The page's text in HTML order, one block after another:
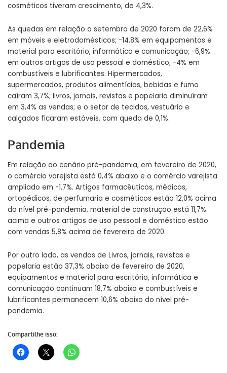
cosméticos tiveram crescimento, de 4,3%.
As quedas em relação a setembro de 2020 foram de 22,6%
em móveis e eletrodomésticos; -14,8% em equipamentos e
material para escritório, informática e comunicação; -6,9%
em outros artigos de uso pessoal e doméstico; -4% em
combustíveis e lubrificantes. Hipermercados,
supermercados, produtos alimentícios, bebidas e fumo
caíram 3,7%; livros, jornais, revistas e papelaria diminuíram
em 3,4% as vendas; e o setor de tecidos, vestuário e
calçados ficaram estáveis, com queda de 0,1%.
Pandemia
Em relação ao cenário pré-pandemia, em fevereiro de 2020,
o comércio varejista está 0,4% abaixo e o comércio varejista
ampliado em -1,7%. Artigos farmacêuticos, médicos,
ortopédicos, de perfumaria e cosméticos estão 12,0% acima
do nível pré-pandemia, material de construção está 11,7%
acima e outros artigos de uso pessoal e doméstico estão
com vendas 5,8% acima de fevereiro de 2020.
Por outro lado, as vendas de Livros, jornais, revistas e
papelaria estão 37,3% abaixo de fevereiro de 2020,
equipamentos e material para escritório, informática e
comunicação continuam 18,7% abaixo e combustíveis e
lubrificantes permanecem 10,6% abaixo do nível pré-
pandemia.
Compartilhe isso: